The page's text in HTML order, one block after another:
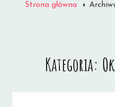
Strona główna
Kategoria: